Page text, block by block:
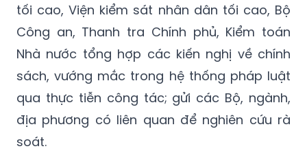
tối cao, Viện kiểm sát nhân dân tối cao, Bộ
Công an, Thanh tra Chính phủ, Kiểm toán
Nhà nước tổng hợp các kiến nghị về chính
sách, vướng mắc trong hệ thống pháp luật
qua thực tiễn công tác; gửi các Bộ, ngành,
địa phương có liên quan để nghiên cứu rà
soát.